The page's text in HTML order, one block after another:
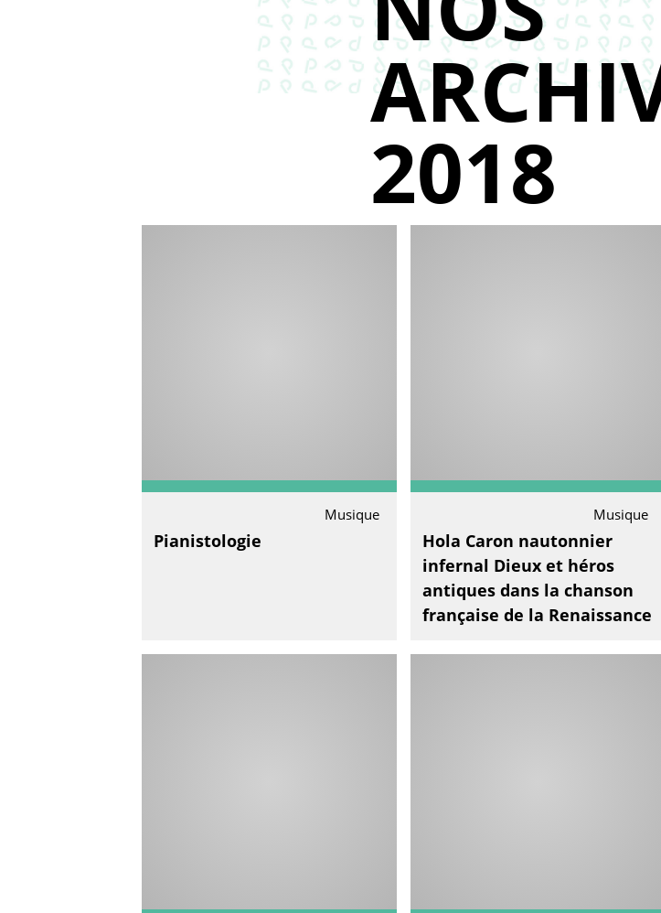
2018
Musique
Pianistologie
Musique
Hola Caron nautonnier
infernal Dieux et héros
antiques dans la chanson
française de la Renaissance